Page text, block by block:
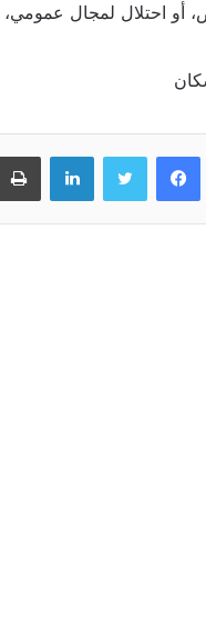
احتلال لمجال عمومي،
فيسبوك تويتر لينكدإن